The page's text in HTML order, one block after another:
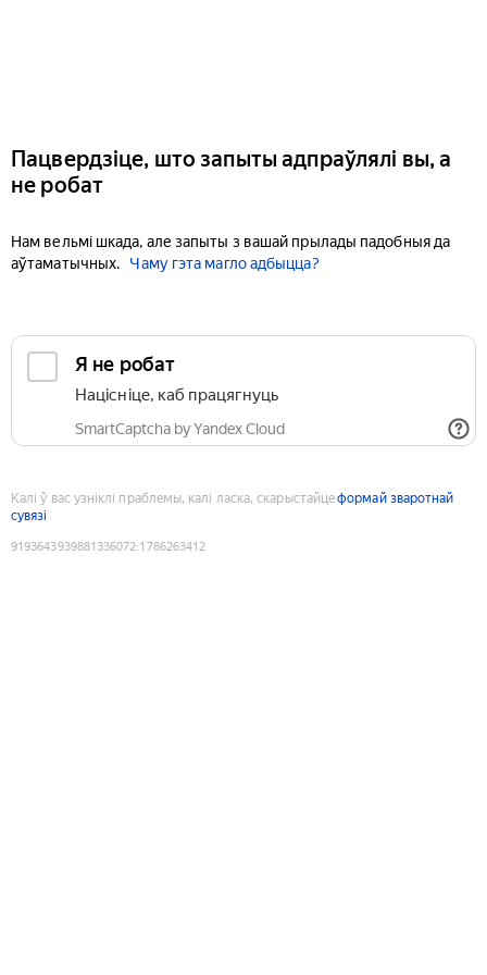
Пацвердзіце, што запыты адпраўлялі вы, а
не робат
Нам вельмі шкада, але запыты з вашай прылады падобныя да
аўтаматычных.
Чаму гэта магло адбыцца?
Я не робат
Націсніце, каб працягнуць
SmartCaptcha by Yandex Cloud
Калі ў вас узніклі праблемы, калі ласка, скарыстайцеформай зваротнай
сувязі
9193643939881336072:1786263412